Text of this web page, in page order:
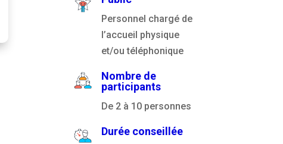
Personnel chargé de
l’accueil physique
et/ou téléphonique
Nombre de
participants
De 2 à 10 personnes
Durée conseillée